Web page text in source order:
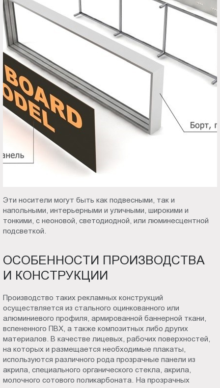
Эти носители могут быть как подвесными, так и
напольными, интерьерными и уличными, широкими и
тонкими, с неоновой, светодиодной, или люминесцентной
подсветкой.
ОСОБЕННОСТИ ПРОИЗВОДСТВА
И КОНСТРУКЦИИ
Производство таких рекламных конструкций
осуществляется из стального оцинкованного или
алюминиевого профиля, армированной баннерной ткани,
вспененного ПВХ, а также композитных либо других
материалов. В качестве лицевых, рабочих поверхностей,
на которых и размещается необходимые плакаты,
используются различного рода прозрачные панели из
акрила, специального органического стекла, акрила,
молочного сотового поликарбоната. На прозрачных